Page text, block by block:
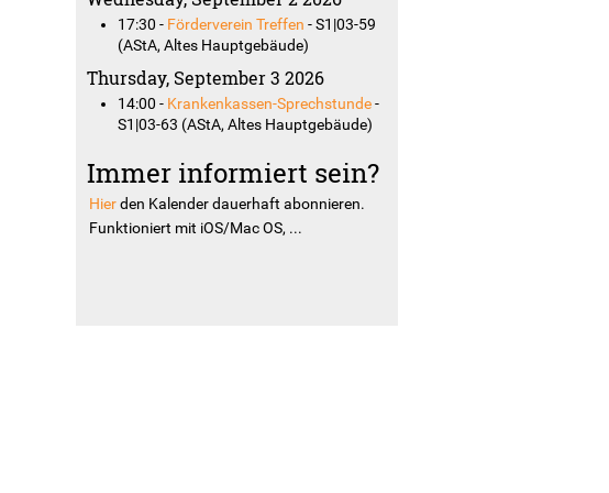
17:30 - Förderverein Treffen -S1|03-59
(AStA, Altes Hauptgebäude)
Thursday, September 3 2026
14:00 - Krankenkassen-Sprechstunde -
S1|03-63 (AStA, Altes Hauptgebäude)
Immer informiert sein?
Hierden Kalender dauerhaft abonnieren.
Funktioniert mit iOS/Mac OS, ...